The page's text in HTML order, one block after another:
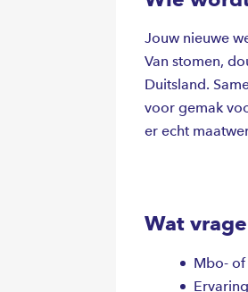
Jouw nieuwe
Van stomen,
Duitsland.
voor gemak
er echt
Wat
Mbo-